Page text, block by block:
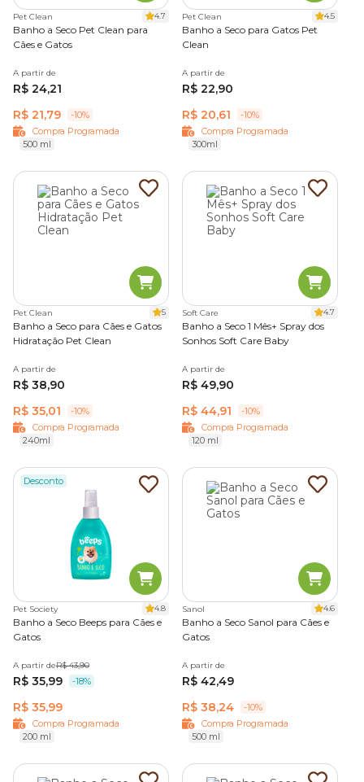
para evitar a proliferação de fungos e bactérias, como
também evitar ressecamento e rachaduras nas patas. Além
de ser produtos que podem ser levados na bolsa ou
limpas e saudáveis em qualquer lugar.
Banho a seco para gato com preço baixo é na
Cobasi
Na Cobasi, você encontra tudo o que é essencial para
cuidar dahigiene e limpeza do seu pet, comoprodutos
para dar banho a seco em gato com preços
imperdíveis. Aproveite a nossa
compra programada
agende a entrega do pedido para quando quiser!
Pet Clean 4.7
Banho a Seco Pet Clean para
Cães e Gatos
A partir de
R$ 24,21
R$ 21,79
-10%
Compra Programada
500 ml
Pet Clean 4.5
Banho a Seco para Gatos Pet
Clean
A partir de
R$ 22,90
R$ 20,61
-10%
Compra Programada
300ml
Pet Clean 5
Banho a Seco para Cães e Gatos
Hidratação Pet Clean
A partir de
R$ 38,90
R$ 35,01
-10%
Compra Programada
240ml
Soft Care 4.7
Banho a Seco 1 Mês+ Spray dos
Sonhos Soft Care Baby
A partir de
R$ 49,90
R$ 44,91
-10%
Compra Programada
120 ml
Desconto
Pet Society 4.8
Banho a Seco Beeps para Cães e
Gatos
A partir deR$ 43,90
R$ 35,99 -18%
R$ 35,99
Compra Programada
200 ml
Sanol 4.6
Banho a Seco Sanol para Cães e
Gatos
A partir de
R$ 42,49
R$ 38,24
-10%
Compra Programada
500 ml